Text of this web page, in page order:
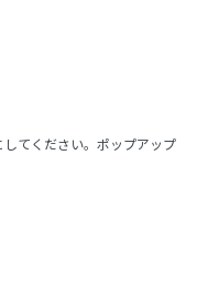
てください。ポップアップ